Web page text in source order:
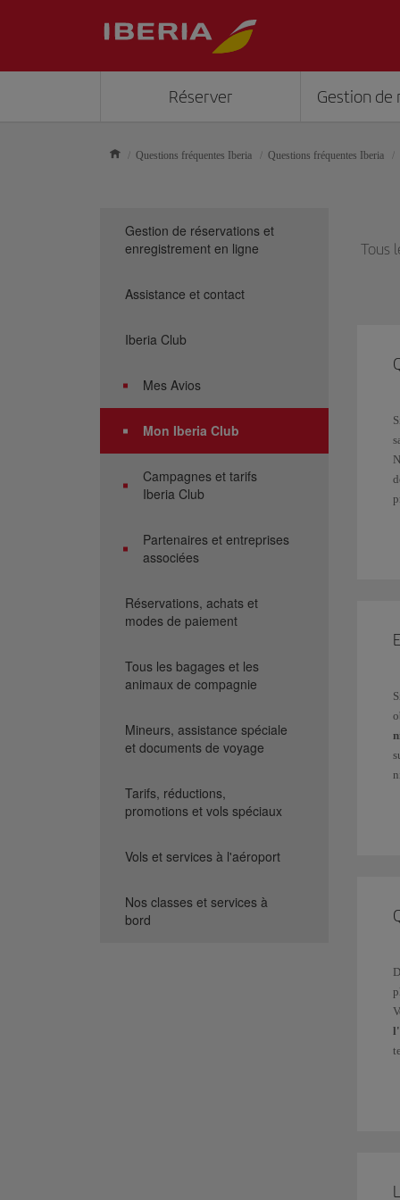
Réserver Gestion de
Questions fréquentes Iberia Questions fréquentes Iberia
Tous
Gestion de réservations et
enregistrement en ligne
Assistance et contact
Iberia Club
Mes Avios
Mon Iberia Club
Campagnes et tarifs
Iberia Club
Partenaires et entreprises
associées
Réservations, achats et
modes de paiement
Tous les bagages et les
animaux de compagnie
Mineurs, assistance spéciale
et documents de voyage
Tarifs, réductions,
promotions et vols spéciaux
Vols et services à l'aéroport
Nos classes et services à
bord